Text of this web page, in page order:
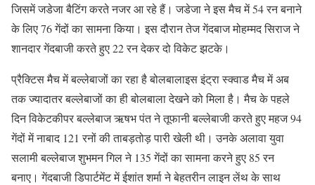
जिसमें जडेजा बैटिंग करते नजर आ रहे हैं। जडेजा ने इस मैच में 54 रन बनाने
के लिए 76 गेंदों का सामना किया। इस दौरान तेज गेंदबाज मोहम्मद सिराज ने
शानदार गेंदबाजी करते हुए 22 रन देकर दो विकेट झटके।
प्रैक्टिस मैच में बल्लेबाजों का रहा है बोलबालाइस इंट्रा स्क्वाड मैच में अब
तक ज्यादातर बल्लेबाजों का ही बोलबाला देखने को मिला है। मैच के पहले
दिन विकेटकीपर बल्लेबाज ऋषभ पंत ने तूफानी बल्लेबाजी करते हुए महज 94
गेंदों में नाबाद 121 रनों की ताबड़तोड़ पारी खेली थी। उनके अलावा युवा
सलामी बल्लेबाज शुभमन गिल ने 135 गेंदों का सामना करने हुए 85 रन
बनाए। गेंदबाजी डिपार्टमेंट में ईशांत शर्मा ने बेहतरीन लाइन लेंथ के साथ